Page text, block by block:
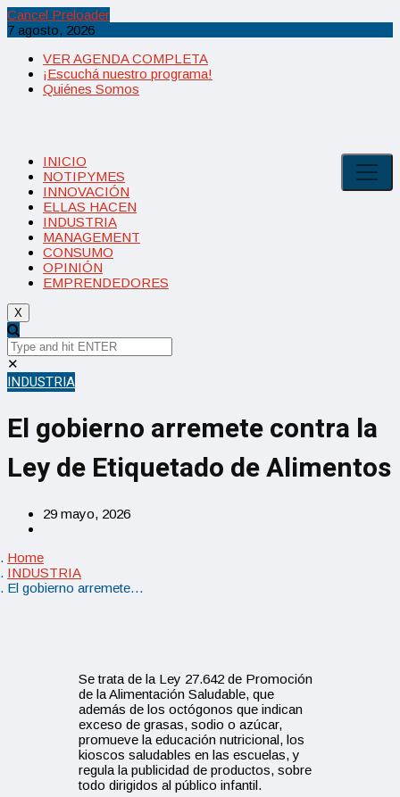
Cancel Preloader
7 agosto, 2026
VER AGENDA COMPLETA
¡Escuchá nuestro programa!
Quiénes Somos
INICIO
NOTIPYMES
INNOVACIÓN
ELLAS HACEN
INDUSTRIA
MANAGEMENT
CONSUMO
OPINIÓN
EMPRENDEDORES
X
✕
INDUSTRIA
El gobierno arremete contra la
Ley de Etiquetado de Alimentos
29 mayo, 2026
Home
INDUSTRIA
El gobierno arremete…
Se trata de la Ley 27.642 de Promoción
de la Alimentación Saludable, que
además de los octógonos que indican
exceso de grasas, sodio o azúcar,
promueve la educación nutricional, los
kioscos saludables en las escuelas, y
regula la publicidad de productos, sobre
todo dirigidos al público infantil.